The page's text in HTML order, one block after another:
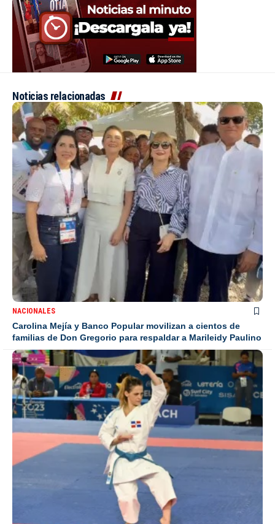
Noticias relacionadas
NACIONALES
Carolina Mejía y Banco Popular movilizan a cientos de
familias de Don Gregorio para respaldar a Marileidy Paulino